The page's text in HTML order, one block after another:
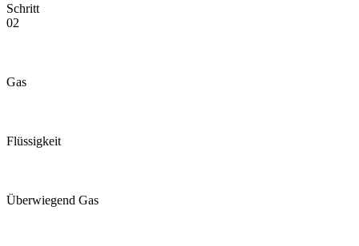
Schritt
02
Gas
Flüssigkeit
Überwiegend Gas